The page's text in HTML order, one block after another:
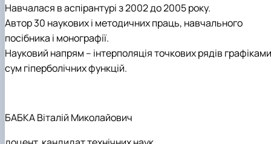
Навчалася в аспірантурі з 2002 до 2005 року.
Автор 30 наукових і методичних праць, навчального
посібника і монографії.
Науковий напрям – інтерполяція точкових рядів графіками
сум гіперболічних функцій.
БАБКА Віталій Миколайович